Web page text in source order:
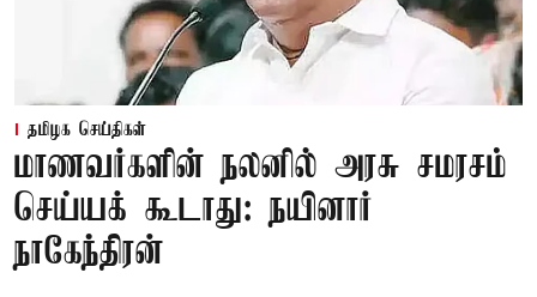
தமிழக செய்திகள்
மாணவர்களின் நலனில் அரசு சமரசம்
செய்யக் கூடாது: நயினார்
நாகேந்திரன்